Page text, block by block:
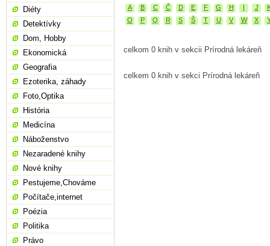
A B C Č D E F G H I J
O
P Q R S Š T U V W X
celkom 0 knih v sekcii Prírodná lekáreň
celkem 0 knih v sekci Prírodná lekáreň
Diéty
Detektívky
Dom, Hobby
Ekonomická
Geografia
Ezoterika, záhady
Foto,Optika
História
Medicína
Náboženstvo
Nezaradené knihy
Nové knihy
Pestujeme,Chováme
Počítače,internet
Poézia
Politika
Právo